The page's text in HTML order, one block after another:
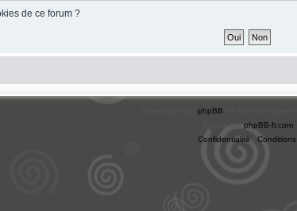
de ce forum ?
phpBB
phpBB-fr.com
Confidentialité
Conditions